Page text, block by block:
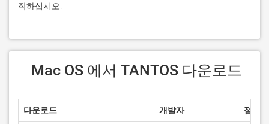
작하십시오.
Mac OS 에서 TANTOS 다운로드
다운로드 개발자 점수